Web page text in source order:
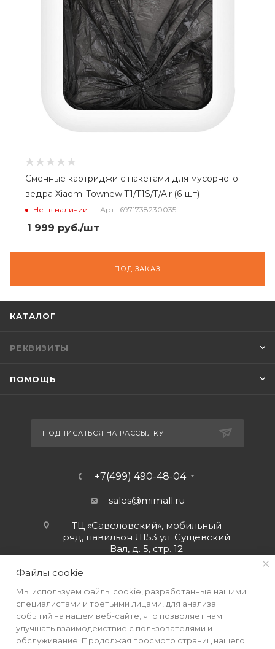
Сменные картриджи с пакетами для мусорного
ведра Xiaomi Townew T1/T1S/T/Air (6 шт)
Нет в наличии Арт.: 6971738230035
1 999 руб./шт
ПОД ЗАКАЗ
КАТАЛОГ
РЕКВИЗИТЫ
ПОМОЩЬ
ПОДПИСАТЬСЯ НА РАССЫЛКУ
+7(499) 490-48-04
sales@mimall.ru
ТЦ «Савеловский», мобильный
ряд, павильон Л153 ул. Сущевский
Вал, д. 5, стр. 12
Файлы cookie
Мы используем файлы cookie, разработанные нашими
специалистами и третьими лицами, для анализа
событий на нашем веб-сайте, что позволяет нам
улучшать взаимодействие с пользователями и
обслуживание. Продолжая просмотр страниц нашего